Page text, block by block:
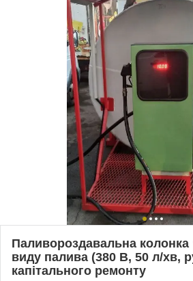
Паливороздавальна
виду палива (380 В, 50 л/хв,
капітального ремонту